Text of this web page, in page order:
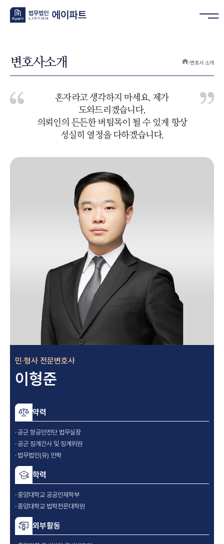
변호사소개 변호사 소개
혼자라고 생각하지 마세요. 제가
도와드리겠습니다.
의뢰인의 든든한 버팀목이 될 수 있게 항상
성실히 열정을 다하겠습니다.
민·형사 전문변호사
이형준
약력
공군 항공안전단 법무실장
공군 징계간사 및 징계위원
법무법인(유) 안팍
학력
중앙대학교 공공인재학부
중앙대학교 법학전문대학원
외부활동